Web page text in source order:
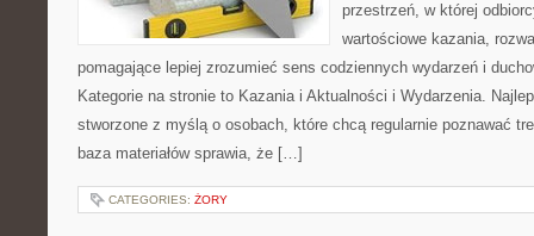
przestrzeń, w której
wartościowe kazania,
pomagające lepiej zrozumieć sens codziennych wydarzeń i
Kategorie na stronie to Kazania i Aktualności i Wydarzenia.
stworzone z myślą o osobach, które chcą regularnie poznawać
baza materiałów sprawia, że […]
CATEGORIES: ŻORY